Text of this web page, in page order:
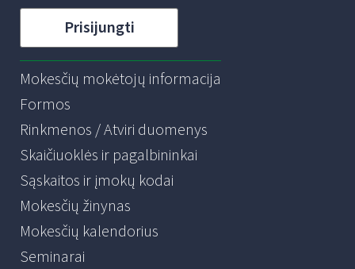
Prisijungti
Mokesčių mokėtojų informacija
Formos
Rinkmenos / Atviri duomenys
Skaičiuoklės ir pagalbininkai
Sąskaitos ir įmokų kodai
Mokesčių žinynas
Mokesčių kalendorius
Seminarai